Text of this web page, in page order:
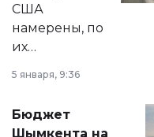
США
намерены, по
их
принести
народу
5 января, 9:36
Бюджет
Шымкента на